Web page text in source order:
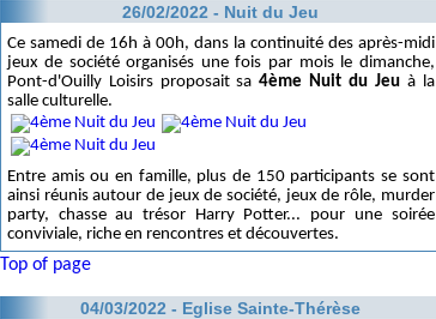
26/02/2022 - Nuit du Jeu
Ce samedi de 16h à 00h, dans la continuité des après-midi
jeux de société organisés une fois par mois le dimanche,
Pont-d'Ouilly Loisirs proposait sa4ème Nuit du Jeuà la
salle culturelle.
Entre amis ou en famille, plus de 150 participants se sont
ainsi réunis autour de jeux de société, jeux de rôle, murder
party, chasse au trésor Harry Potter... pour une soirée
conviviale, riche en rencontres et découvertes.
Top of page
04/03/2022 - Eglise Sainte-Thérèse